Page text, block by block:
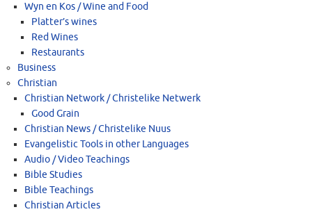
Wyn en Kos / Wine and Food
Platter’s wines
Red Wines
Restaurants
Business
Christian
Christian Network / Christelike Netwerk
Good Grain
Christian News / Christelike Nuus
Evangelistic Tools in other Languages
Audio / Video Teachings
Bible Studies
Bible Teachings
Christian Articles